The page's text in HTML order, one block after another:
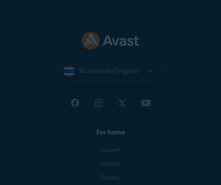
Worldwide (English)
For home
Support
Security
Privacy